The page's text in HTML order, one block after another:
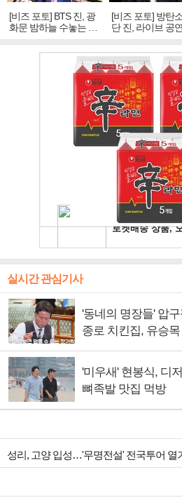
[비즈 포토] BTS 진, 광
화문 밤하늘 수놓는 '비
주얼 킹'의 열창
[비즈 포토] 방탄
단 진, 라이브 공
빛나는 독보적 아
실시간 관심기사
'동네의 명장들' 압
종로 치킨집, 유승
'미우새' 현봉식, 디
뼈족발 맛집 먹방
성리, 고양 입성…'무명전설' 전국투어 열